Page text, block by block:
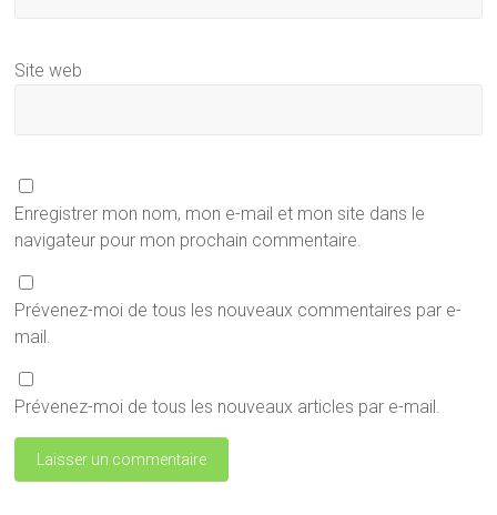
Site web
Enregistrer mon nom, mon e-mail et mon site dans le
navigateur pour mon prochain commentaire.
Prévenez-moi de tous les nouveaux commentaires par e-
mail.
Prévenez-moi de tous les nouveaux articles par e-mail.